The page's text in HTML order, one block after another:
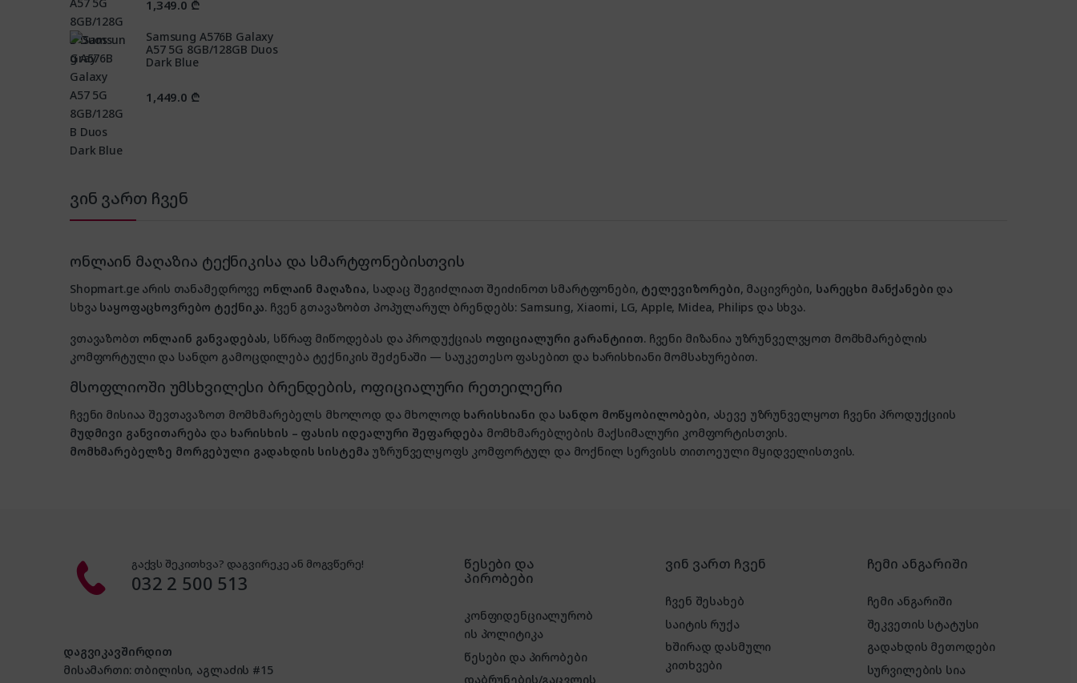
1,349.0 ₾
Samsung A576B Galaxy
A57 5G 8GB/128GB Duos
Dark Blue
1,449.0 ₾
ვინ ვართ ჩვენ
ონლაინ მაღაზია ტექნიკისა და სმარტფონებისთვის
Shopmart.ge არის თანამედროვე ონლაინ მაღაზია, სადაც შეგიძლიათ შეიძინოთ სმარტფონები, ტელევიზორები, მაცივრები, სარეცხი მანქანები და
სხვა საყოფაცხოვრებო ტექნიკა. ჩვენ გთავაზობთ პოპულარულ ბრენდებს: Samsung, Xiaomi, LG, Apple, Midea, Philips და სხვა.
ვთავაზობთ ონლაინ განვადებას, სწრაფ მიწოდებას და პროდუქციას ოფიციალური გარანტიით. ჩვენი მიზანია უზრუნველვყოთ მომხმარებლის
კომფორტული და სანდო გამოცდილება ტექნიკის შეძენაში — საუკეთესო ფასებით და ხარისხიანი მომსახურებით.
მსოფლიოში უმსხვილესი ბრენდების, ოფიციალური რეთეილერი
ჩვენი მისიაა შევთავაზოთ მომხმარებელს მხოლოდ და მხოლოდ ხარისხიანი და სანდო მოწყობილობები, ასევე უზრუნველყოთ ჩვენი პროდუქციის
მუდმივი განვითარება და ხარისხის – ფასის იდეალური შეფარდება მომხმარებლების მაქსიმალური კომფორტისთვის.
მომხმარებელზე მორგებული გადახდის სისტემა უზრუნველყოფს კომფორტულ და მოქნილ სერვისს თითოეული მყიდველისთვის.
გაქვს შეკითხვა? დაგვირეკე ან მოგვწერე!
032 2 500 513
დაგვიკავშირდით
მისამართი: თბილისი, აგლაძის #15
წესები და
პირობები
კონფიდენციალურობ
ის პოლიტიკა
წესები და პირობები
დაბრუნების/გაცვლის
ვინ ვართ ჩვენ
ჩვენ შესახებ
საიტის რუქა
ხშირად დასმული
კითხვები
ჩემი ანგარიში
ჩემი ანგარიში
შეკვეთის სტატუსი
გადახდის მეთოდები
სურვილების სია